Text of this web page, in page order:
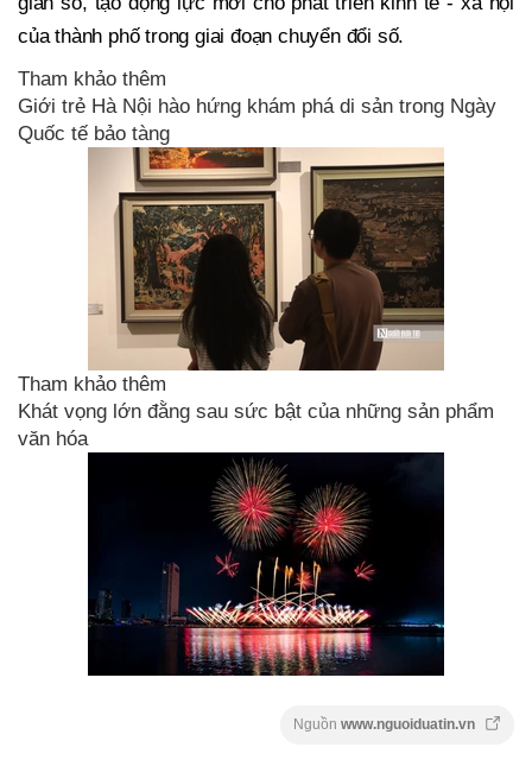
của thành phố trong giai đoạn chuyển đổi số.
Tham khảo thêm
Giới trẻ Hà Nội hào hứng khám phá di sản trong Ngày
Quốc tế bảo tàng
Tham khảo thêm
Khát vọng lớn đằng sau sức bật của những sản phẩm
văn hóa
Nguồn www.nguoiduatin.vn